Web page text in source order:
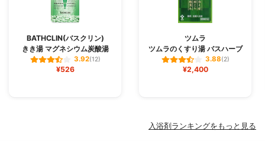
BATHCLIN(バスクリン)
きき湯 マグネシウム炭酸湯
3.92(12)
¥526
ツムラ
ツムラのくすり湯 バスハーブ
3.88(2)
¥2,400
入浴剤ランキングをもっと見る